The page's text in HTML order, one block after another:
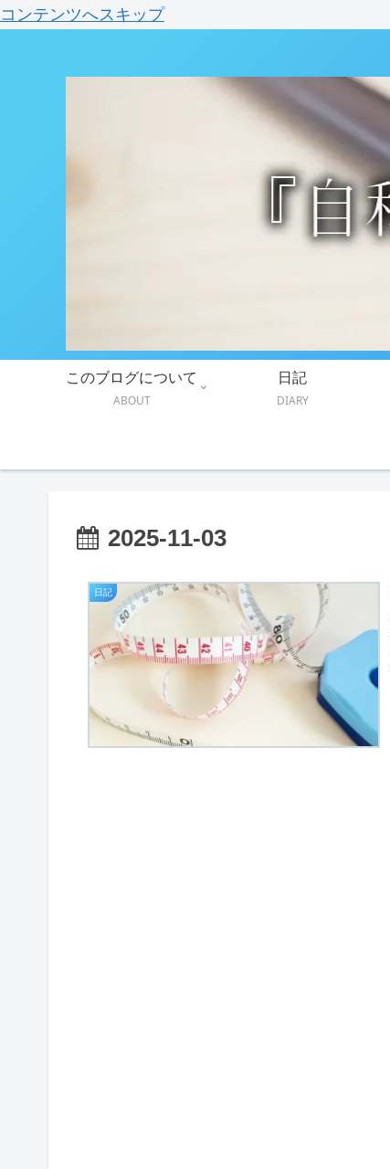
コンテンツへスキップ
このブログについて
ABOUT
日記
DIARY
2025-11-03
日記